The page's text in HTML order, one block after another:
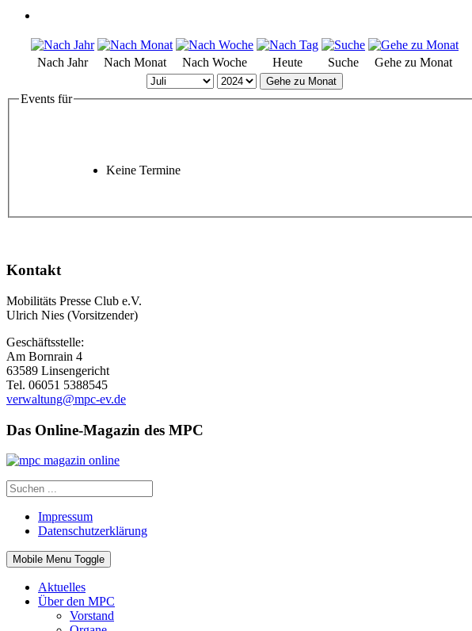
Nach Jahr Nach Monat Nach Woche Heute Suche Gehe zu Monat
Gehe zu Monat
Events für
Keine Termine
Kontakt
Mobilitäts Presse Club e.V.
Ulrich Nies (Vorsitzender)
Geschäftsstelle:
Am Bornrain 4
63589 Linsengericht
Tel. 06051 5388545
verwaltung@mpc-ev.de
Das Online-Magazin des MPC
Impressum
Datenschutzerklärung
Mobile Menu Toggle
Aktuelles
Über den MPC
Vorstand